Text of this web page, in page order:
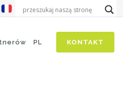
KONTAKT
PL